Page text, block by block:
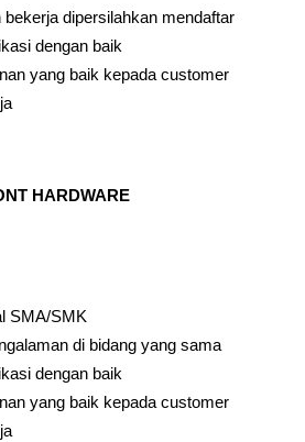
bekerja dipersilahkan mendaftar
dengan baik
yang baik kepada customer
HARDWARE
SMA/SMK
di bidang yang sama
dengan baik
yang baik kepada customer